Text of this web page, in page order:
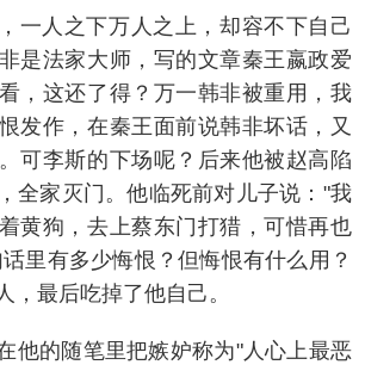
一人之下万人之上，却容不下自己
是法家大师，写的文章秦王嬴政爱
，这还了得？万一韩非被重用，我
发作，在秦王面前说韩非坏话，又
可李斯的下场呢？后来他被赵高陷
全家灭门。他临死前对儿子说："我
黄狗，去上蔡东门打猎，可惜再也
里有多少悔恨？但悔恨有什么用？
，最后吃掉了他自己。
他的随笔里把嫉妒称为"人心上最恶